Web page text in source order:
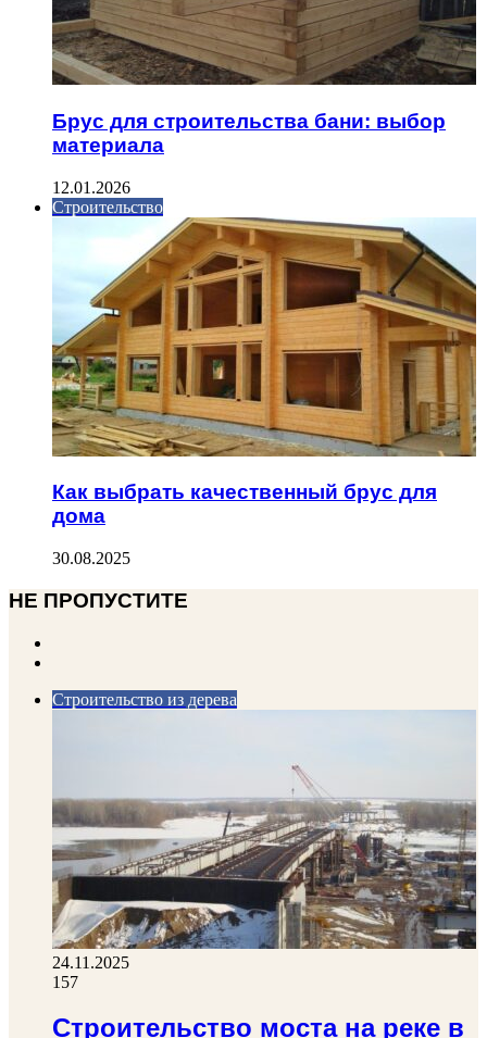
Брус для строительства бани: выбор
материала
12.01.2026
Строительство
Как выбрать качественный брус для
дома
30.08.2025
НЕ ПРОПУСТИТЕ
Строительство из дерева
24.11.2025
157
Строительство моста на реке в